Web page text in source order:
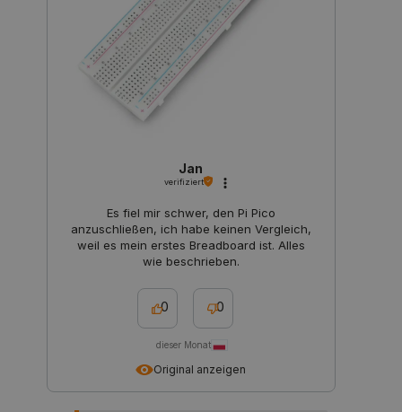
Original anzeigen
Jan
verifiziert
Es fiel mir schwer, den Pi Pico
anzuschließen, ich habe keinen Vergleich,
weil es mein erstes Breadboard ist. Alles
wie beschrieben.
0 0
dieser Monat
_smvs